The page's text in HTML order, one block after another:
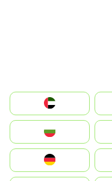
الإمارات العربية المتحدة
Switzerland
Deutschland